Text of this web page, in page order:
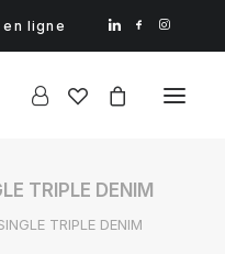
ligne
TRIPLE DENIM
TRIPLE DENIM